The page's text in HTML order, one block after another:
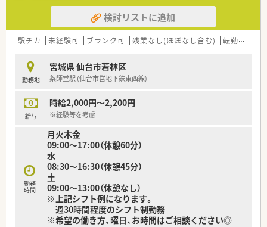
検討リストに追加
駅チカ 未経験可 ブランク可 残業なし(ほぼなし含む) 転勤なし
勤務地
宮城県 仙台市若林区
薬師堂駅 (仙台市営地下鉄東西線)
給与
時給2,000円～2,200円
※経験等を考慮
勤務
時間
月火木金
09:00～17:00（休憩60分）
水
08:30～16:30（休憩45分）
土
09:00～13:00（休憩なし）
※上記シフト例になります。
週30時間程度のシフト制勤務
※希望の働き方、曜日、お時間はご相談ください◎